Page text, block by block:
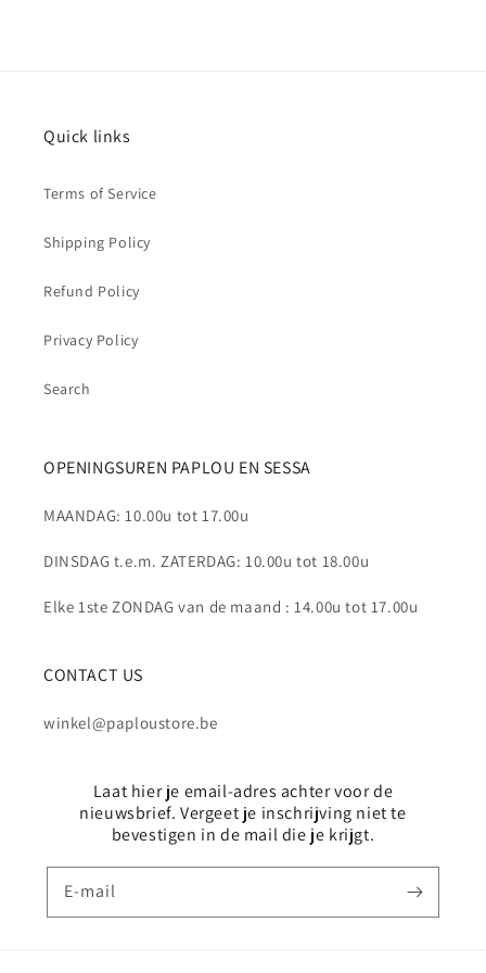
Quick links
Terms of Service
Shipping Policy
Refund Policy
Privacy Policy
Search
OPENINGSUREN PAPLOU EN SESSA
MAANDAG: 10.00u tot 17.00u
DINSDAG t.e.m. ZATERDAG: 10.00u tot 18.00u
Elke 1ste ZONDAG van de maand : 14.00u tot 17.00u
CONTACT US
winkel@paploustore.be
Laat hier je email-adres achter voor de
nieuwsbrief. Vergeet je inschrijving niet te
bevestigen in de mail die je krijgt.
E‑mail